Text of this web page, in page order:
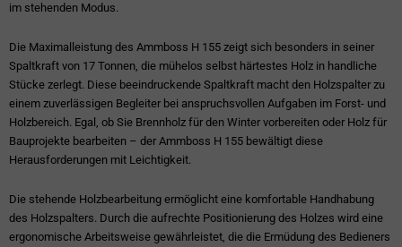
im stehenden Modus.
Die Maximalleistung des Ammboss H 155 zeigt sich besonders in seiner
Spaltkraft von 17 Tonnen, die mühelos selbst härtestes Holz in handliche
Stücke zerlegt. Diese beeindruckende Spaltkraft macht den Holzspalter zu
einem zuverlässigen Begleiter bei anspruchsvollen Aufgaben im Forst- und
Holzbereich. Egal, ob Sie Brennholz für den Winter vorbereiten oder Holz für
Bauprojekte bearbeiten – der Ammboss H 155 bewältigt diese
Herausforderungen mit Leichtigkeit.
Die stehende Holzbearbeitung ermöglicht eine komfortable Handhabung
des Holzspalters. Durch die aufrechte Positionierung des Holzes wird eine
ergonomische Arbeitsweise gewährleistet, die die Ermüdung des Bedieners